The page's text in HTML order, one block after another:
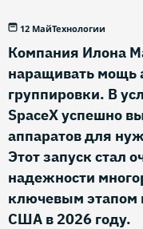
12 МайТехнологии
Компания Илона
наращивать мощь
группировки. В
SpaceX успешно
аппаратов для
Этот запуск стал
надежности
ключевым этапом
США в 2026 году.